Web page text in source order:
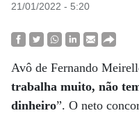
21/01/2022 - 5:20
Avô de Fernando
trabalha muito, não
dinheiro”. O neto